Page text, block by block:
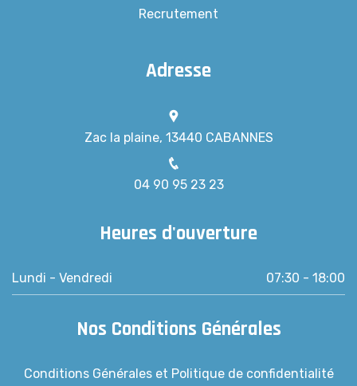
Recrutement
Adresse
Zac la plaine, 13440 CABANNES
04 90 95 23 23
Heures d'ouverture
Lundi - Vendredi 07:30 - 18:00
Nos Conditions Générales
Conditions Générales et Politique de confidentialité